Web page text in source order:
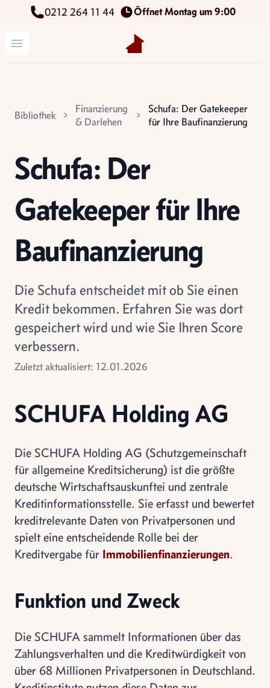
0212 264 11 44 Öffnet Montag um 9:00
Menü öffnen Kettenbach Immobilien GmbH
Bibliothek
Finanzierung
& Darlehen
Schufa: Der Gatekeeper
für Ihre Baufinanzierung
Schufa: Der
Gatekeeper für Ihre
Baufinanzierung
Die Schufa entscheidet mit ob Sie einen
Kredit bekommen. Erfahren Sie was dort
gespeichert wird und wie Sie Ihren Score
verbessern.
Zuletzt aktualisiert: 12.01.2026
SCHUFA Holding AG
Die SCHUFA Holding AG (Schutzgemeinschaft
für allgemeine Kreditsicherung) ist die größte
deutsche Wirtschaftsauskunftei und zentrale
Kreditinformationsstelle. Sie erfasst und bewertet
kreditrelevante Daten von Privatpersonen und
spielt eine entscheidende Rolle bei der
Kreditvergabe für Immobilienfinanzierungen.
Funktion und Zweck
Die SCHUFA sammelt Informationen über das
Zahlungsverhalten und die Kreditwürdigkeit von
über 68 Millionen Privatpersonen in Deutschland.